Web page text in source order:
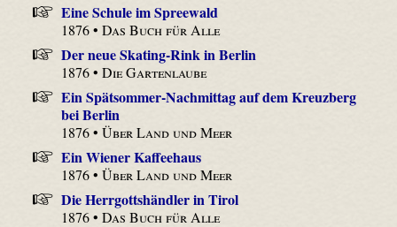
Eine Schule im Spreewald
1876 •Das Buch für Alle
Der neue Skating-Rink in Berlin
1876 •Die Gartenlaube
Ein Spätsommer-Nachmittag auf dem Kreuzberg
bei Berlin
1876 •Über Land und Meer
Ein Wiener Kaffeehaus
1876 •Über Land und Meer
Die Herrgottshändler in Tirol
1876 •Das Buch für Alle